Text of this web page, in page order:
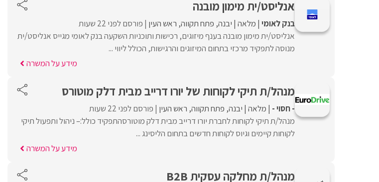
אנליסט/ית מימון מובנה
בנק לאומי מלאה יבנה פתח תקווה ראש העין פורסם לפני 22 שעות
אנליסט/ית מימון מובנה בענף מיזוגים, רכישות ותוכניות השקעה בנק לאומי מגייס אנליסט/ית
מנוסה לתפקיד מרכזי בתחום המיזוגים והרגישות, הכולל ליווי ...
מידע על המשרה
מנהל/ת תיקי לקוחות של יורו דרייב מבית דלק מוטורס
- חסוי - מלאה יבנה פתח תקווה ראש העין פורסם לפני 22 שעות
מנהל/ת תיקי לקוחות לחברת יורו דרייב מבית דלק מוטורסהתפקיד כולל:– ניהול ותפעול תיקי
לקוחות קיימים וגיוס לקוחות חדשים בתחום הליסינג ...
מידע על המשרה
מנהל/ת מחלקה עסקית B2B